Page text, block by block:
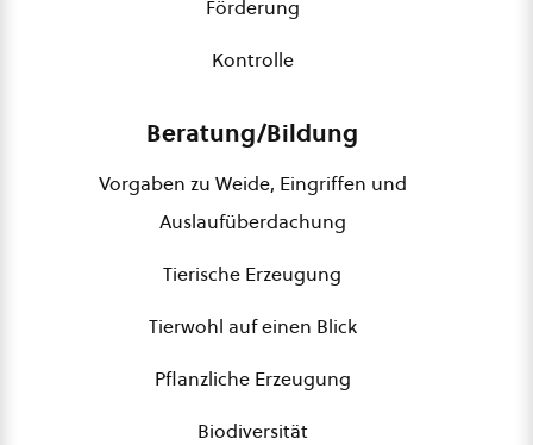
Förderung
Kontrolle
Beratung/Bildung
Vorgaben zu Weide, Eingriffen und
Auslaufüberdachung
Tierische Erzeugung
Tierwohl auf einen Blick
Pflanzliche Erzeugung
Biodiversität